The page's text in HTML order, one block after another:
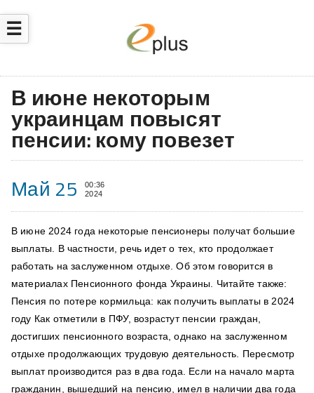
☰
В июне некоторым
украинцам повысят
пенсии: кому повезет
Май 25
00:36
2024
В июне 2024 года некоторые пенсионеры получат большие
выплаты. В частности, речь идет о тех, кто продолжает
работать на заслуженном отдыхе. Об этом говорится в
материалах Пенсионного фонда Украины. Читайте также:
Пенсия по потере кормильца: как получить выплаты в 2024
году Как отметили в ПФУ, возрастут пенсии граждан,
достигших пенсионного возраста, однако на заслуженном
отдыхе продолжающих трудовую деятельность. Пересмотр
выплат производится раз в два года. Если на начало марта
гражданин, вышедший на пенсию, имел в наличии два года